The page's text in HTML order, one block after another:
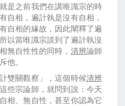
是之前我們在講唯識宗的時
自相，遍計執是沒有自相，
自相的緣故，因此闡釋了遍
以當唯識宗談到了遍計執沒
無自性性的同時， 清辨論師
他。
雙關觀察」，這個時候清辨
些宗論師，就問到說：今天
相、無自性，甚至你認為它